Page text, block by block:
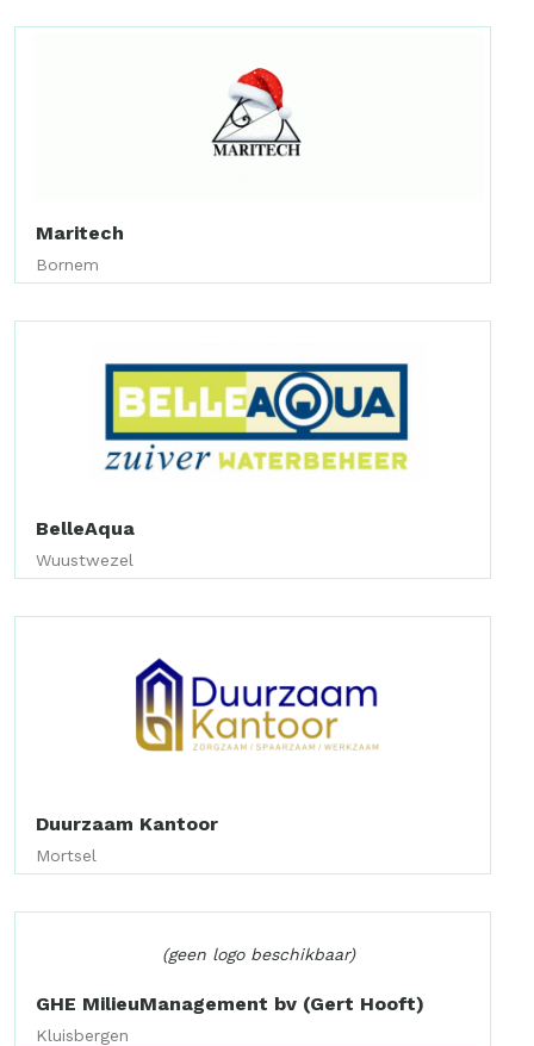
Maritech
Bornem
BelleAqua
Wuustwezel
Duurzaam Kantoor
Mortsel
(geen logo beschikbaar)
GHE MilieuManagement bv (Gert Hooft)
Kluisbergen